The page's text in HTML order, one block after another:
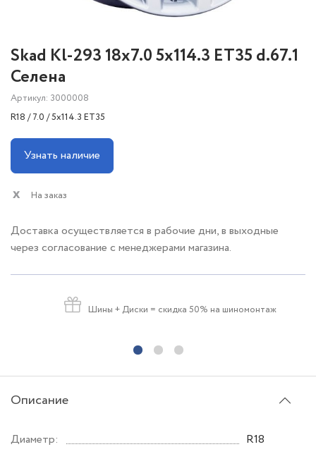
Skad Kl-293 18x7.0 5x114.3 ET35 d.67.1
Селена
Артикул: 3000008
R18 / 7.0 / 5x114.3 ET35
Узнать наличие
На заказ
Доставка осуществляется в рабочие дни, в выходные
через согласование с менеджерами магазина.
Шины + Диски = скидка 50% на шиномонтаж
Описание
Диаметр:
R18